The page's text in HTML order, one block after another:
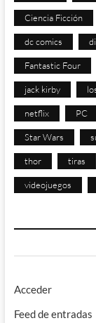
Ciencia Ficción
dc comics
Fantastic Four
jack kirby
netflix PC
Star Wars
thor tiras
videojuegos
Acceder
Feed de entradas